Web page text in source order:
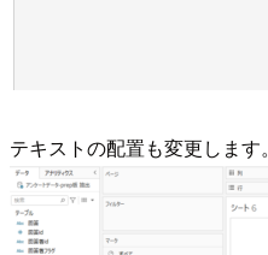
テキストの配置も変更します。